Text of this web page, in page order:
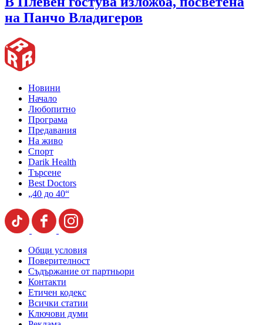
на Панчо Владигеров
Новини
Начало
Любопитно
Програма
Предавания
На живо
Спорт
Darik Health
Търсене
Best Doctors
„40 до 40“
Общи условия
Поверителност
Съдържание от партньори
Контакти
Етичен кодекс
Всички статии
Ключови думи